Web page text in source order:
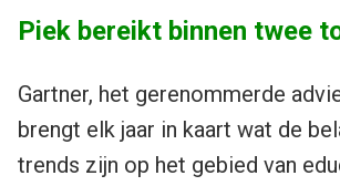
Piek bereikt binnen twee
Gartner, het gerenommerde
brengt elk jaar in kaart wat de
trends zijn op het gebied van